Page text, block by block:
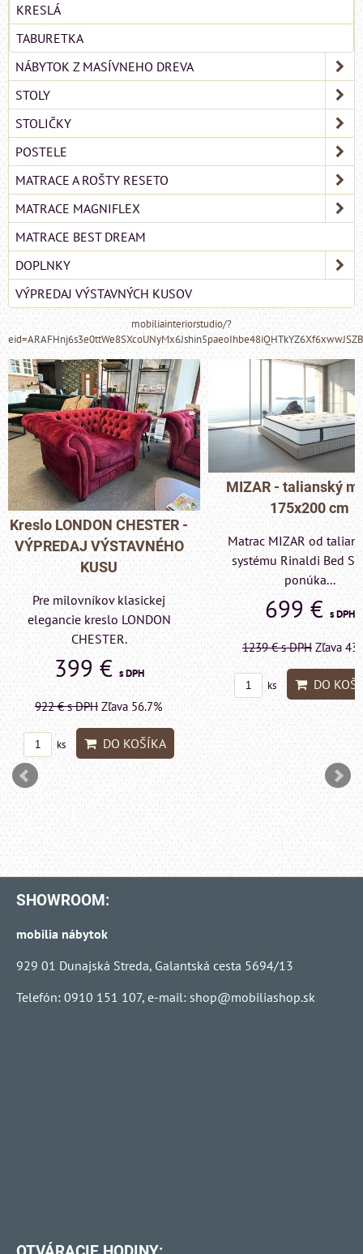
KRESLÁ
TABURETKA
NÁBYTOK Z MASÍVNEHO DREVA
STOLY
STOLIČKY
POSTELE
MATRACE A ROŠTY RESETO
MATRACE MAGNIFLEX
MATRACE BEST DREAM
DOPLNKY
VÝPREDAJ VÝSTAVNÝCH KUSOV
mobiliainteriorstudio/?
MIZAR - talianský matrac
175x200 cm
Matrac MIZAR od talianskeho
systému Rinaldi Bed System
ponúka...
699 €s DPH
1239 €s DPH Zľava 43.6%
ks DO KOŠÍKA
Pohovka LONDON
- VÝPREDAJ
KUSU
Pre milovníkov
elegancie kreslo a
LONDON
599 €s
1415 €s DPH Zľava
ks DO
SHOWROOM:
mobilia nábytok
929 01 Dunajská Streda, Galantská cesta 5694/13
Telefón: 0910 151 107, e-mail: shop@mobiliashop.sk